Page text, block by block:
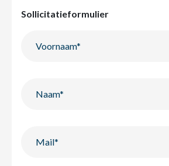
Sollicitatieformulier